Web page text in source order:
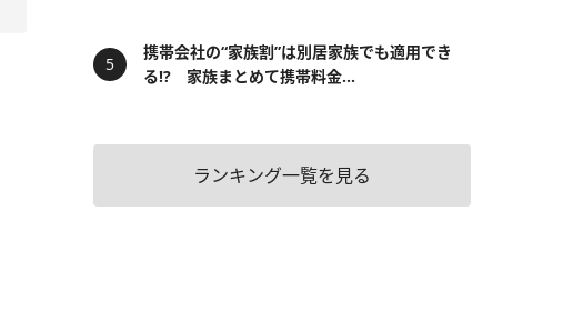
携帯会社の“家族割”は別居家族でも適用でき
る!? 家族まとめて携帯料金...
ランキング一覧を見る